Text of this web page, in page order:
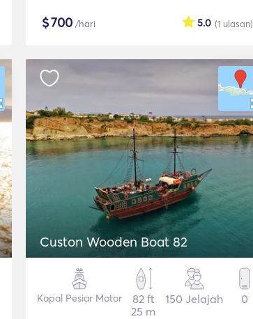
$700 /hari (1 ulasan)
5.0
Custon Wooden Boat 82
Kapal Pesiar Motor
82 ft
25 m
150 Jelajah 0